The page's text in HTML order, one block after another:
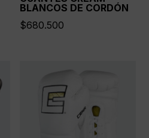
BLANCOS DE CORDÓN
$680.500